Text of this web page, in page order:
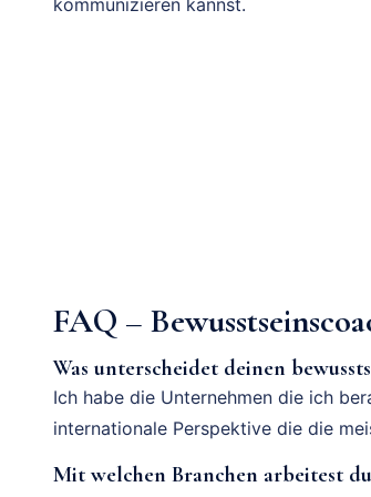
kommunizieren kannst.
FAQ –
Was unterscheidet deinen
Ich habe die Unternehmen die ich
internationale Perspektive die die
Mit welchen Branchen arbeitest